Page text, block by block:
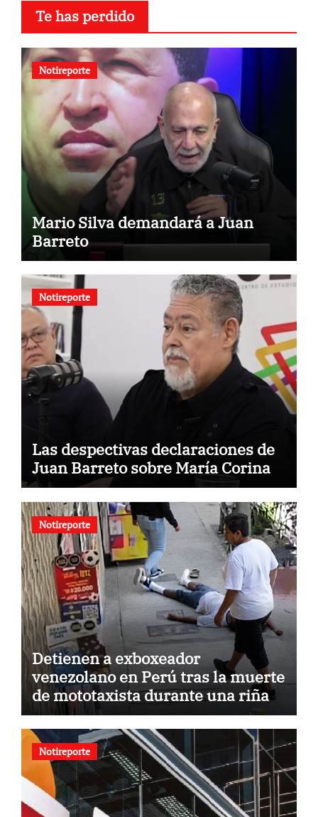
Te has perdido
Notireporte
Mario Silva demandará a Juan
Barreto
Notireporte
Las despectivas declaraciones de
Juan Barreto sobre María Corina
Notireporte
Detienen a exboxeador
venezolano en Perú tras la muerte
de mototaxista durante una riña
Notireporte